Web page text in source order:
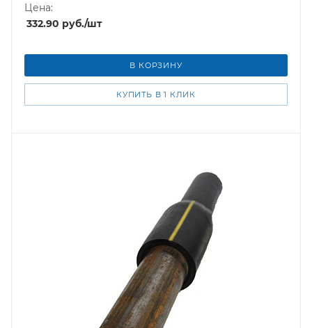
Цена:
332.90 руб./шт
В КОРЗИНУ
КУПИТЬ В 1 КЛИК